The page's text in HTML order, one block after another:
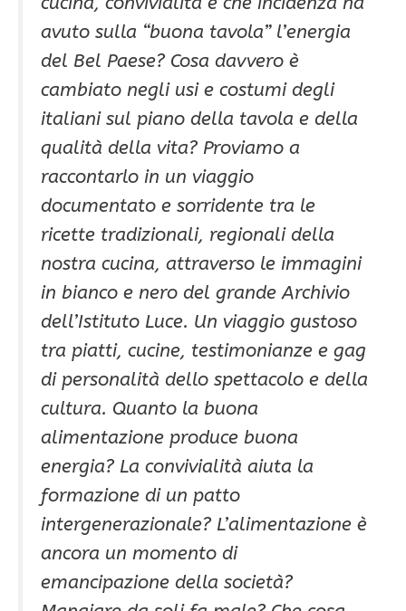
avuto sulla “buona tavola” l’energia
del Bel Paese? Cosa davvero è
cambiato negli usi e costumi degli
italiani sul piano della tavola e della
qualità della vita? Proviamo a
raccontarlo in un viaggio
documentato e sorridente tra le
ricette tradizionali, regionali della
nostra cucina, attraverso le immagini
in bianco e nero del grande Archivio
dell’Istituto Luce. Un viaggio gustoso
tra piatti, cucine, testimonianze e gag
di personalità dello spettacolo e della
cultura. Quanto la buona
alimentazione produce buona
energia? La convivialità aiuta la
formazione di un patto
intergenerazionale? L’alimentazione è
ancora un momento di
emancipazione della società?